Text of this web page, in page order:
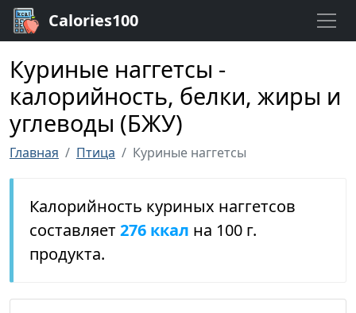
Calories100
Куриные наггетсы -
калорийность, белки, жиры и
углеводы (БЖУ)
Главная Птица Куриные наггетсы
Калорийность куриных наггетсов
составляет276 ккал на 100 г.
продукта.